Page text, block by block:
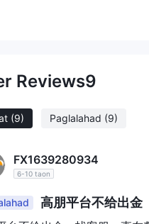
entidad.
at Disadvantage
nagbibigay ng iba't ibang
ng kakayahang mag-
mga plataporma sa pag-
sa seguridad ng pondo
tulad ng mga uri ng
Reviews9
(9) Paglalahad (9)
FX1639280934
6-10 taon
高朋平台不给出金